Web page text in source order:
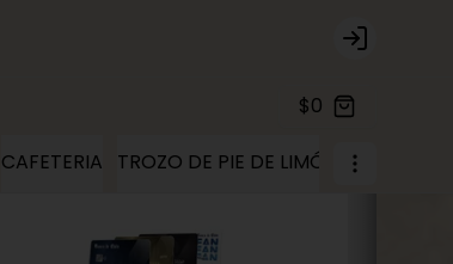
Login
$0
CAFETERIA TROZO DE PIE DE LIMÓN TROZOS